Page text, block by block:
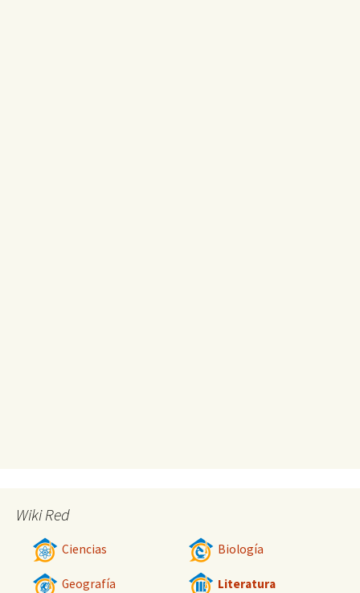
Wiki Red
Ciencias Biología
Geografía Literatura